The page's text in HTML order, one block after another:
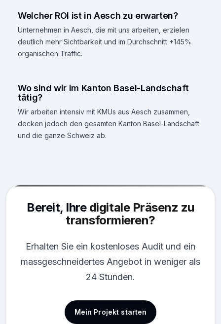
Welcher ROI ist in Aesch zu erwarten?
Unternehmen in Aesch, die mit uns arbeiten, erzielen
deutlich mehr Sichtbarkeit und im Durchschnitt +145%
organischen Traffic.
Wo sind wir im Kanton Basel-Landschaft
tätig?
Wir arbeiten intensiv mit KMUs aus Aesch zusammen,
decken jedoch den gesamten Kanton Basel-Landschaft
und die ganze Schweiz ab.
Bereit, Ihre digitale Präsenz zu
transformieren?
Erhalten Sie ein kostenloses Audit und ein
massgeschneidertes Angebot in weniger als
24 Stunden.
Mein Projekt starten